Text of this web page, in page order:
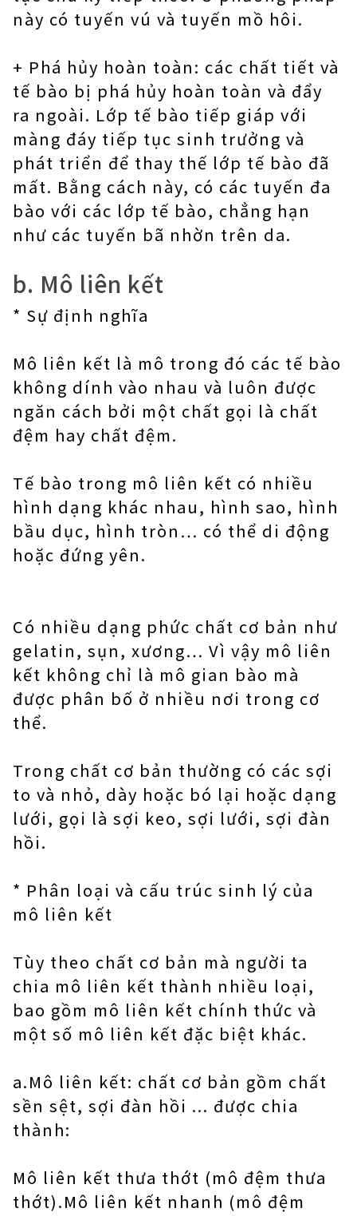
này có tuyến vú và tuyến mồ hôi.
+ Phá hủy hoàn toàn: các chất tiết và
tế bào bị phá hủy hoàn toàn và đẩy
ra ngoài. Lớp tế bào tiếp giáp với
màng đáy tiếp tục sinh trưởng và
phát triển để thay thế lớp tế bào đã
mất. Bằng cách này, có các tuyến đa
bào với các lớp tế bào, chẳng hạn
như các tuyến bã nhờn trên da.
b. Mô liên kết
* Sự định nghĩa
Mô liên kết là mô trong đó các tế bào
không dính vào nhau và luôn được
ngăn cách bởi một chất gọi là chất
đệm hay chất đệm.
Tế bào trong mô liên kết có nhiều
hình dạng khác nhau, hình sao, hình
bầu dục, hình tròn… có thể di động
hoặc đứng yên.
Có nhiều dạng phức chất cơ bản như
gelatin, sụn, xương… Vì vậy mô liên
kết không chỉ là mô gian bào mà
được phân bố ở nhiều nơi trong cơ
thể.
Trong chất cơ bản thường có các sợi
to và nhỏ, dày hoặc bó lại hoặc dạng
lưới, gọi là sợi keo, sợi lưới, sợi đàn
hồi.
* Phân loại và cấu trúc sinh lý của
mô liên kết
Tùy theo chất cơ bản mà người ta
chia mô liên kết thành nhiều loại,
bao gồm mô liên kết chính thức và
một số mô liên kết đặc biệt khác.
a.Mô liên kết: chất cơ bản gồm chất
sền sệt, sợi đàn hồi ... được chia
thành:
Mô liên kết thưa thớt (mô đệm thưa
thớt).Mô liên kết nhanh (mô đệm